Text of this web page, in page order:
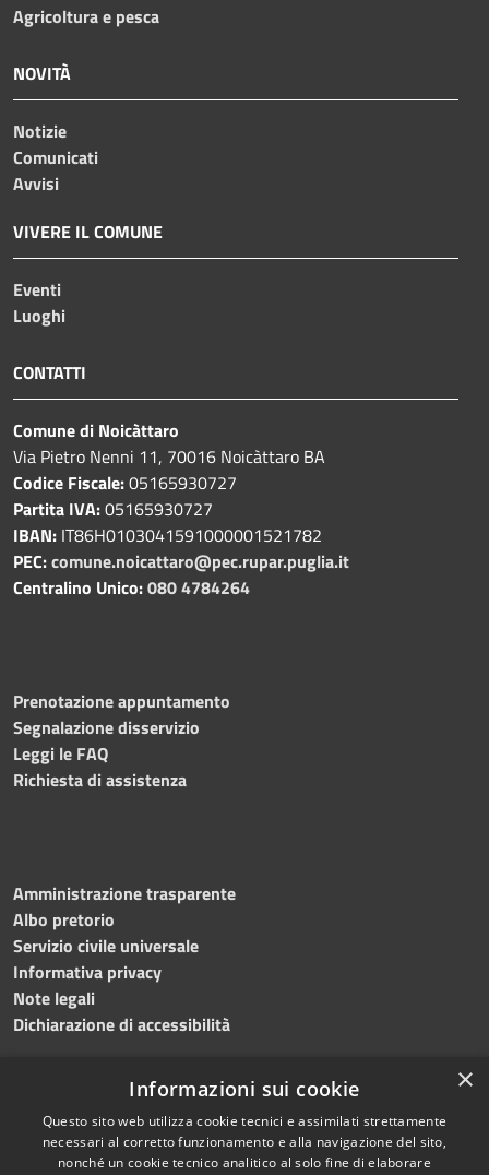
Agricoltura e pesca
NOVITÀ
Notizie
Comunicati
Avvisi
VIVERE IL COMUNE
Eventi
Luoghi
CONTATTI
Comune di Noicàttaro
Via Pietro Nenni 11, 70016 Noicàttaro BA
Codice Fiscale:05165930727
Partita IVA:05165930727
IBAN: IT86H0103041591000001521782
PEC:comune.noicattaro@pec.rupar.puglia.it
Centralino Unico:080 4784264
Prenotazione appuntamento
Segnalazione disservizio
Leggi le FAQ
Richiesta di assistenza
Amministrazione trasparente
Albo pretorio
Servizio civile universale
Informativa privacy
Note legali
Dichiarazione di accessibilità
RSS
Accessibilità
Copyright © 2023 •
Comune di Noicàttaro
×
Informazioni sui cookie
Questo sito web utilizza cookie tecnici e assimilati strettamente
necessari al corretto funzionamento e alla navigazione del sito,
nonché un cookie tecnico analitico al solo fine di elaborare